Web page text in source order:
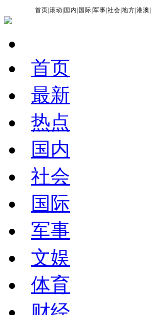
首页 |滚动 国内 国际 |军事 |社会 |地方 |港澳
首页
最新
热点
国内
社会
国际
军事
文娱
体育